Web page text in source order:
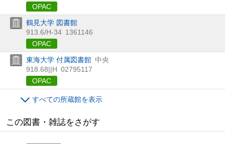
OPAC
鶴見大学 図書館
913.6/H-34 1361146
OPAC
東海大学 付属図書館 中央
918.68||H 02795117
OPAC
すべての所蔵館を表示
この図書・雑誌をさがす